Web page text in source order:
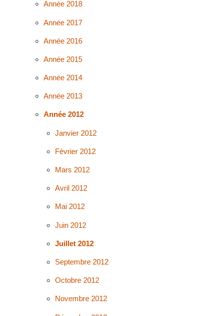
Année 2018
Année 2017
Année 2016
Année 2015
Année 2014
Année 2013
Année 2012
Janvier 2012
Février 2012
Mars 2012
Avril 2012
Mai 2012
Juin 2012
Juillet 2012
Septembre 2012
Octobre 2012
Novembre 2012